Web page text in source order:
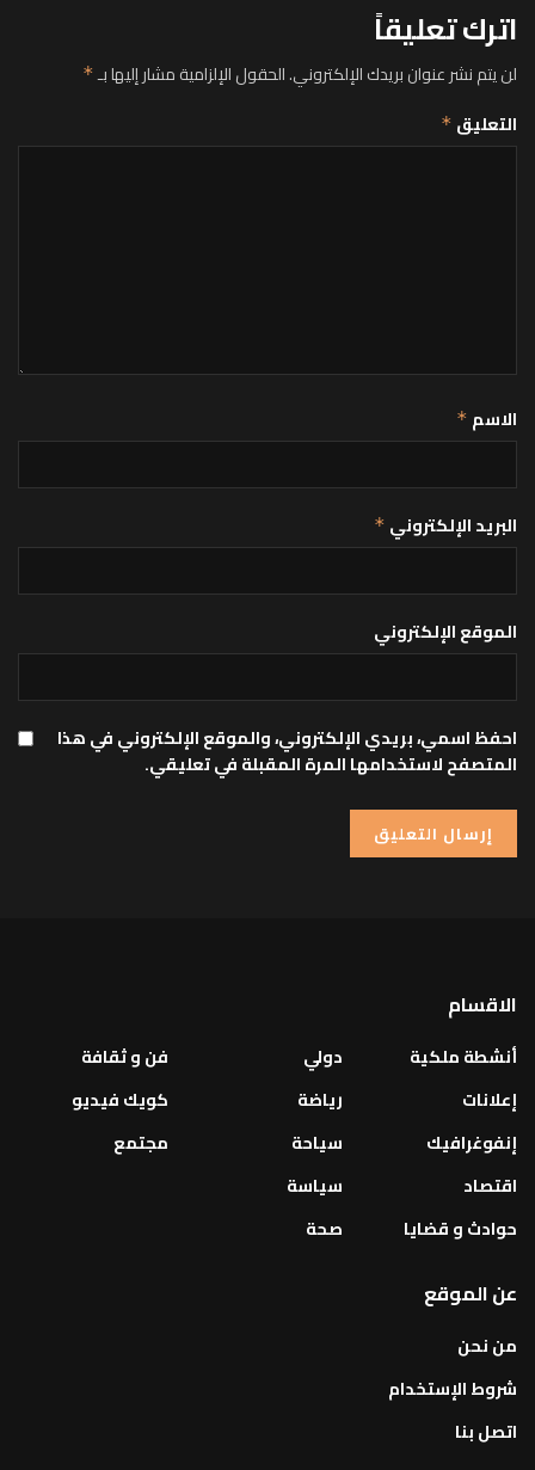
اترك تعليقاً
لن يتم نشر عنوان بريدك الإلكتروني.الحقول الإلزامية مشار إليها بـ*
التعليق *
الاسم *
البريد الإلكتروني *
الموقع الإلكتروني
احفظ اسمي، بريدي الإلكتروني، والموقع الإلكتروني في هذا
المتصفح لاستخدامها المرة المقبلة في تعليقي.
الاقسام
أنشطة ملكية
إعلانات
إنفوغرافيك
اقتصاد
حوادث و قضايا
دولي
رياضة
سياحة
سياسة
صحة
فن و ثقافة
كويك فيديو
مجتمع
عن الموقع
من نحن
شروط الإستخدام
اتصل بنا